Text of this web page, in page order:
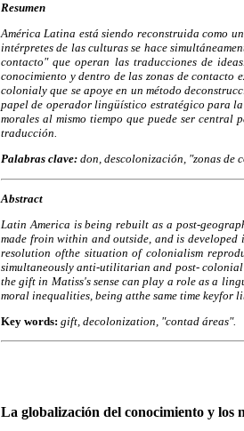
Resumen
América Latina está siendo reconstruida como
intérpretes de las culturas se hace
contacto" que operan las traducciones de
conocimiento y dentro de las zonas de contacto
colonialy que se apoye en un método
papel de operador lingüístico estratégico para
morales al mismo tiempo que puede ser
traducción.
Palabras clave: don, descolonización, "zonas de
Abstract
Latin America is being rebuilt as a post-
made froin within and outside, and is
resolution ofthe situation of colonialism
simultaneously anti-utilitarian and post-
the gift in Matiss's sense can play a role as a
moral inequalities, being atthe same time
Key words: gift, decolonization, "contad áreas".
La globalización del conocimiento y los